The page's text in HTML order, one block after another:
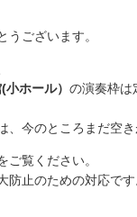
ございます。
ホール） の演奏枠は
、今のところまだ空
ご覧ください。
防止のための対応で